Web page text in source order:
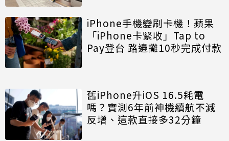
iPhone手機變刷卡機！蘋果
「iPhone卡緊收」Tap to
Pay登台 路邊攤10秒完成付款
舊iPhone升iOS 16.5耗電
嗎？實測6年前神機續航不減
反增、這款直接多32分鐘